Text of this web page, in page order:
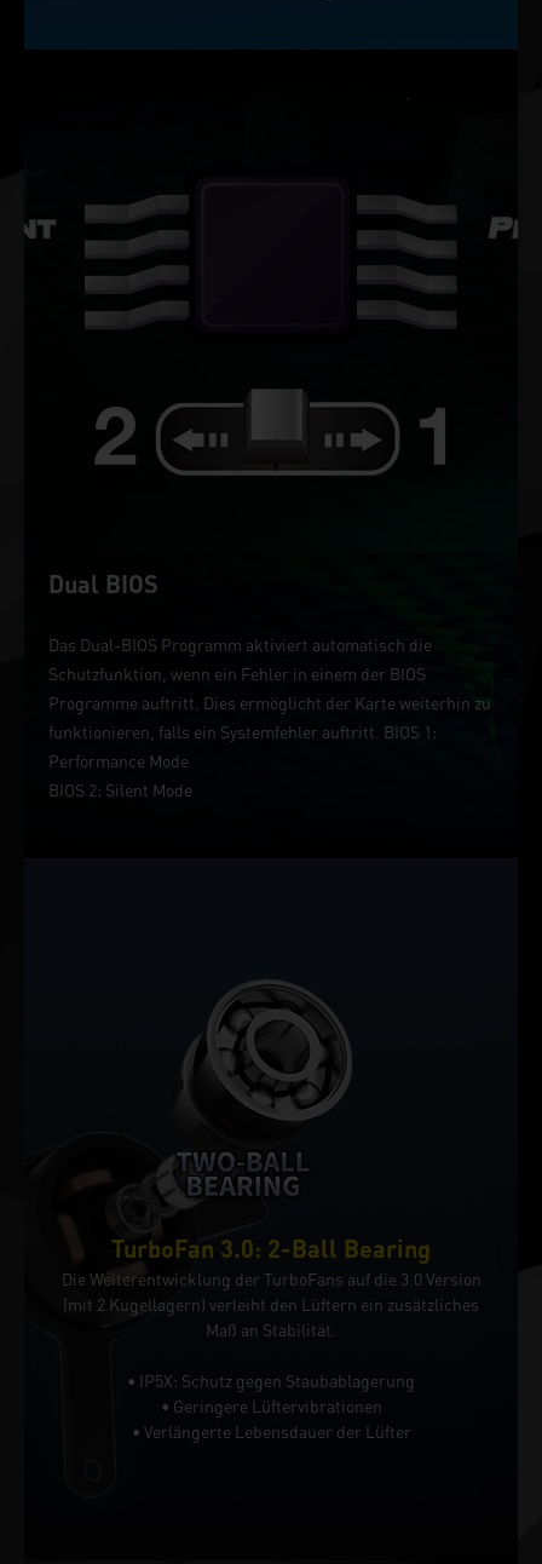
Dual BIOS
Das Dual-BIOS Programm aktiviert automatisch die
Schutzfunktion, wenn ein Fehler in einem der BIOS
Programme auftritt. Dies ermöglicht der Karte weiterhin zu
funktionieren, falls ein Systemfehler auftritt. BIOS 1:
Performance Mode
BIOS 2: Silent Mode
TurboFan 3.0: 2-Ball Bearing
Die Weiterentwicklung der TurboFans auf die 3.0 Version
(mit 2 Kugellagern) verleiht den Lüftern ein zusätzliches
Maß an Stabilität.
• IP5X: Schutz gegen Staubablagerung
• Geringere Lüftervibrationen
• Verlängerte Lebensdauer der Lüfter